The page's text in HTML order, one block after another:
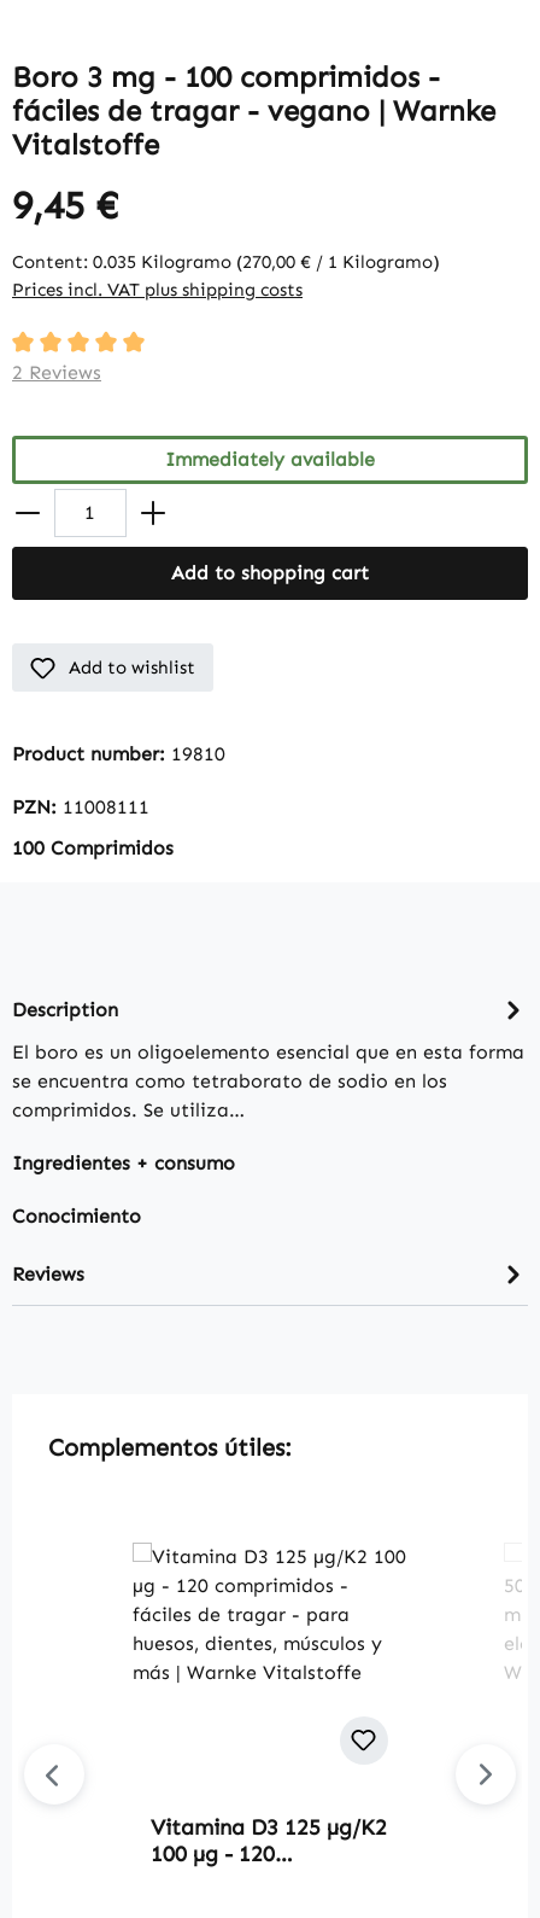
Boro 3 mg - 100 comprimidos -
fáciles de tragar - vegano | Warnke
Vitalstoffe
9,45 €
Content: 0.035 Kilogramo (270,00 € / 1 Kilogramo)
Prices incl. VAT plus shipping costs
Average rating of 5 out of 5 stars
2 Reviews
Immediately available
Add to shopping cart
Add to wishlist
Product number: 19810
PZN: 11008111
100 Comprimidos
Description
El boro es un oligoelemento esencial que en esta forma
se encuentra como tetraborato de sodio en los
comprimidos. Se utiliza…
Ingredientes + consumo
Conocimiento
Reviews
Skip product gallery
Complementos útiles:
Vitamina D3 125 µg/K2
100 µg - 120